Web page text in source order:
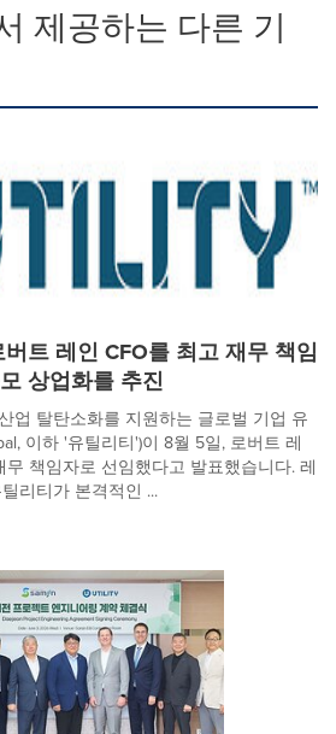
제공하는 다른 기
트 레인 CFO를 최고 재무 책임
상업화를 추진
업 탈탄소화를 지원하는 글로벌 기업 유
이하 '유틸리티')이 8월 5일, 로버트 레
무 책임자로 선임했다고 발표했습니다. 레
리티가 본격적인 ...